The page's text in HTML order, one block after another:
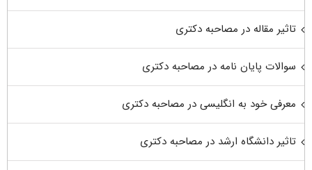
تاثیر مقاله در مصاحبه دکتری
سوالات پایان نامه در مصاحبه دکتری
معرفی خود به انگلیسی در مصاحبه دکتری
تاثیر دانشگاه ارشد در مصاحبه دکتری